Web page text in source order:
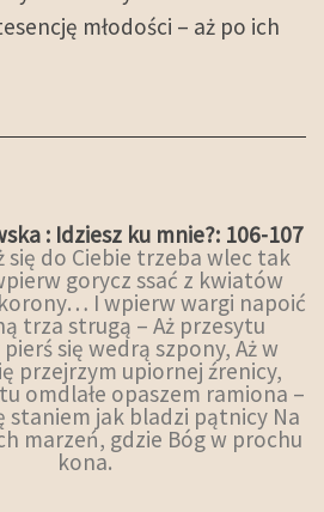
młodości – aż po ich
: Idziesz ku mnie?: 106-107
się do Ciebie trzeba wlec tak
gorycz ssać z kwiatów
I wpierw wargi napoić
trza strugą – Aż przesytu
pierś się wedrą szpony, Aż w
przejrzym upiornej źrenicy,
omdlałe opaszem ramiona –
staniem jak bladzi pątnicy Na
marzeń, gdzie Bóg w prochu
kona.